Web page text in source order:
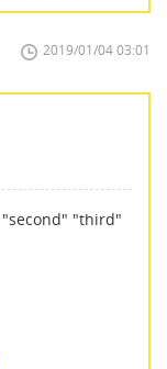
2019/01/04 03:01
"second" "third"